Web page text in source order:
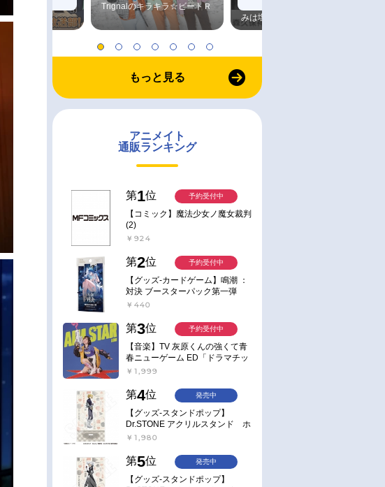
Trignalのキラキラ☆ビートＲ
みは塩だけ
もっと見る
アニメイト
通販ランキング
第1位
【コミック】魔法少女ノ魔女裁判
(2)
￥924
予約受付中
第2位
【グッズ-カードゲーム】鳴潮 ：
対決 ブースターパック第一弾
【ポイント2倍】
￥440
予約受付中
第3位
【音楽】TV 灰原くんの強くて青
春ニューゲーム ED「ドラマチッ
ク逃避行」収録シングル AIM
￥1,999
予約受付中
第4位
【グッズ-スタンドポップ】
Dr.STONE アクリルスタンド ホ
ワイマンといっしょver. スタン
￥1,980
発売中
第5位
【グッズ-スタンドポップ】
発売中